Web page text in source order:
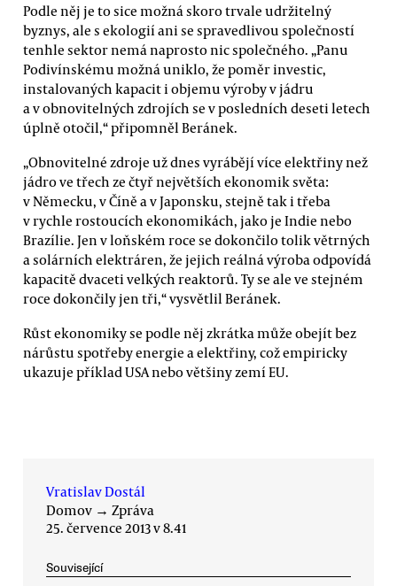
Podle něj je to sice možná skoro trvale udržitelný
byznys, ale s ekologií ani se spravedlivou společností
tenhle sektor nemá naprosto nic společného. „Panu
Podivínskému možná uniklo, že poměr investic,
instalovaných kapacit i objemu výroby v jádru
a v obnovitelných zdrojích se v posledních deseti letech
úplně otočil,“ připomněl Beránek.
„Obnovitelné zdroje už dnes vyrábějí více elektřiny než
jádro ve třech ze čtyř největších ekonomik světa:
v Německu, v Číně a v Japonsku, stejně tak i třeba
v rychle rostoucích ekonomikách, jako je Indie nebo
Brazílie. Jen v loňském roce se dokončilo tolik větrných
a solárních elektráren, že jejich reálná výroba odpovídá
kapacitě dvaceti velkých reaktorů. Ty se ale ve stejném
roce dokončily jen tři,“ vysvětlil Beránek.
Růst ekonomiky se podle něj zkrátka může obejít bez
nárůstu spotřeby energie a elektřiny, což empiricky
ukazuje příklad USA nebo většiny zemí EU.
Vratislav Dostál
Domov → Zpráva
25. července 2013 v 8.41
Související